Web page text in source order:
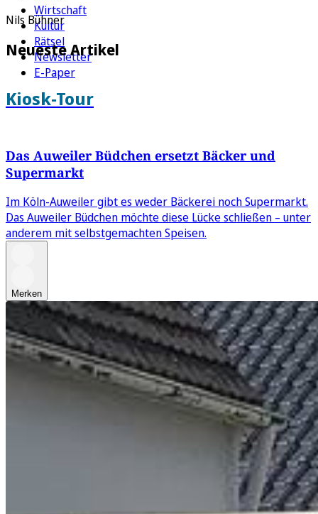
Wirtschaft
Kultur
Rätsel
Newsletter
E-Paper
Nils Bühner
Neueste Artikel
Kiosk-Tour
Das Auweiler Büdchen ersetzt Bäcker und
Supermarkt
Im Köln-Auweiler gibt es weder Bäckerei noch Supermarkt.
Das Auweiler Büdchen möchte diese Lücke schließen – unter
anderem mit selbstgemachten Speisen.
Merken